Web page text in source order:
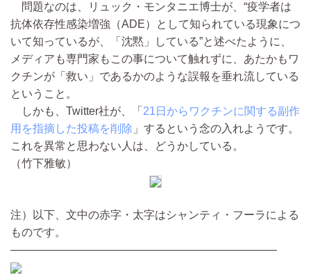
問題なのは、リュック・モンタニエ博士が、“疫学者は
抗体依存性感染増強（ADE）として知られている現象につ
いて知っているが、「沈黙」している”と述べたように、
メディアも専門家もこの事について触れずに、あたかもワ
クチンが「救い」であるかのような誤報を垂れ流している
ということ。
しかも、Twitter社が、「 21日からワクチンに関する副作
用を指摘した投稿を削除 」するという念の入れようです。
これを異常と思わない人は、どうかしている。
（竹下雅敏）
注）以下、文中の赤字・太字はシャンティ・フーラによる
ものです。
————————————————————————